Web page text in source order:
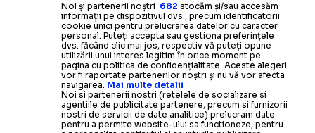
Noi și partenerii noștri 682 stocăm și/sau accesăm
informații pe dispozitivul dvs., precum identificatorii
cookie unici pentru prelucrarea datelor cu caracter
personal. Puteți accepta sau gestiona preferințele
dvs. făcând clic mai jos, respectiv vă puteți opune
utilizării unui interes legitim în orice moment pe
pagina cu politica de confidențialitate. Aceste alegeri
vor fi raportate partenerilor noștri și nu vă vor afecta
navigarea. Mai multe detalii
Noi si partenerii nostri (retelele de socializare si
agentiile de publicitate partenere, precum si furnizorii
nostri de servicii de date analitice) prelucram date
pentru a permite website-ului sa functioneze, pentru